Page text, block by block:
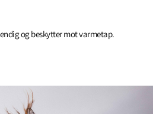
og beskytter mot varmetap.